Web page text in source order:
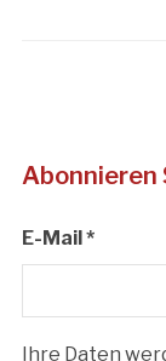
Abonnieren
E-Mail*
Ihre Daten